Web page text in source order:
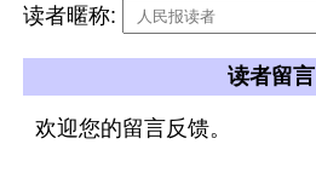
读者暱称:
读者留言
欢迎您的留言反馈。